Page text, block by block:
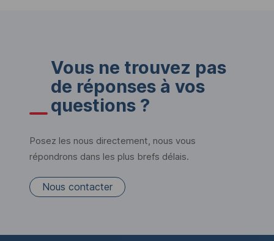
Vous ne trouvez pas
de réponses à vos
questions ?
Posez les nous directement, nous vous
répondrons dans les plus brefs délais.
Nous contacter